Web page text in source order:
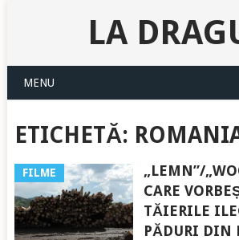
LA
MENU
ETICHETĂ:
FILME
„LEMN”/
CARE
TĂIERILE
PĂDURI DIN